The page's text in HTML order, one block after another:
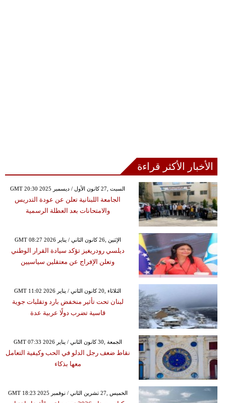
الأخبار الأكثر قراءة
GMT 20:30 2025 السبت ,27 كانون الأول / ديسمبر
الجامعة اللبنانية تعلن عن عودة التدريس
والامتحانات بعد العطلة الرسمية
GMT 08:27 2026 الإثنين ,26 كانون الثاني / يناير
ديلسي رودريغيز تؤكد سيادة القرار الوطني
وتعلن الإفراج عن معتقلين سياسيين
GMT 11:02 2026 الثلاثاء ,20 كانون الثاني / يناير
لبنان تحت تأثير منخفض بارد وتقلبات جوية
قاسية تضرب دولًا عربية عدة
GMT 07:33 2026 الجمعة ,30 كانون الثاني / يناير
نقاط ضعف رجل الدلو في الحب وكيفية التعامل
معها بذكاء
GMT 18:23 2025 الخميس ,27 تشرين الثاني / نوفمبر